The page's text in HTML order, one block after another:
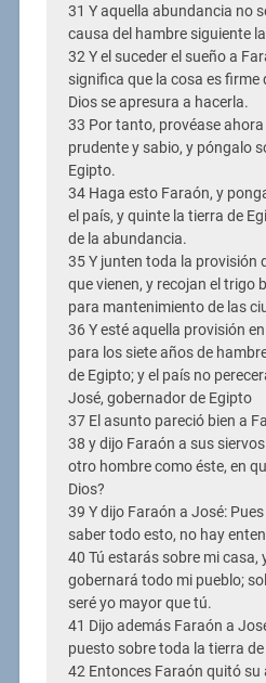
31 Y aquella abundancia no
causa del hambre siguiente
32 Y el suceder el sueño a
significa que la cosa es firme
Dios se apresura a hacerla.
33 Por tanto, provéase
prudente y sabio, y póngalo
Egipto.
34 Haga esto Faraón, y
el país, y quinte la tierra de
de la abundancia.
35 Y junten toda la provisión
que vienen, y recojan el trigo
para mantenimiento de las
36 Y esté aquella provisión
para los siete años de
de Egipto; y el país no
José, gobernador de Egipto
37 El asunto pareció bien a
38 y dijo Faraón a sus
otro hombre como éste, en
Dios?
39 Y dijo Faraón a José:
saber todo esto, no hay
40 Tú estarás sobre mi casa,
gobernará todo mi pueblo;
seré yo mayor que tú.
41 Dijo además Faraón a
puesto sobre toda la tierra
42 Entonces Faraón quitó su